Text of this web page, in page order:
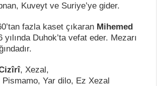
Kuveyt ve Suriye’ye gider.
fazla kaset çıkaran Mihemed
yılında Duhok’ta vefat eder. Mezarı
, Xezal,
Yar dilo, Ez Xezal